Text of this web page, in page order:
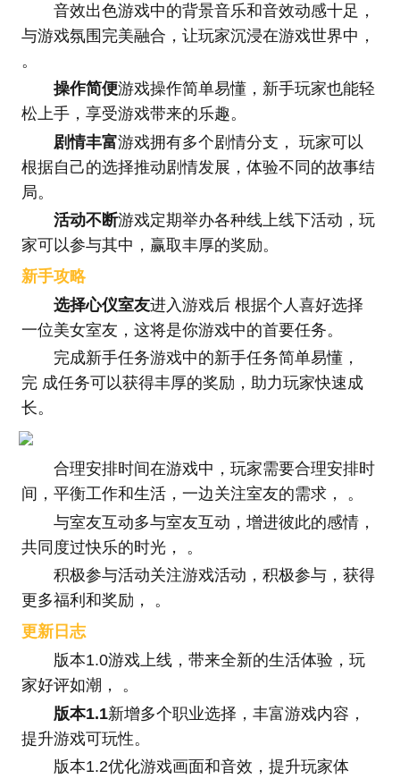
音效出色游戏中的背景音乐和音效动感十足，
与游戏氛围完美融合，让玩家沉浸在游戏世界中，
。
操作简便游戏操作简单易懂，新手玩家也能轻
松上手，享受游戏带来的乐趣。
剧情丰富游戏拥有多个剧情分支， 玩家可以
根据自己的选择推动剧情发展，体验不同的故事结
局。
活动不断游戏定期举办各种线上线下活动，玩
家可以参与其中，赢取丰厚的奖励。
新手攻略
选择心仪室友进入游戏后 根据个人喜好选择
一位美女室友，这将是你游戏中的首要任务。
完成新手任务游戏中的新手任务简单易懂，
完 成任务可以获得丰厚的奖励，助力玩家快速成
长。
合理安排时间在游戏中，玩家需要合理安排时
间，平衡工作和生活，一边关注室友的需求， 。
与室友互动多与室友互动，增进彼此的感情，
共同度过快乐的时光， 。
积极参与活动关注游戏活动，积极参与，获得
更多福利和奖励， 。
更新日志
版本1.0游戏上线，带来全新的生活体验，玩
家好评如潮， 。
版本1.1新增多个职业选择，丰富游戏内容，
提升游戏可玩性。
版本1.2优化游戏画面和音效，提升玩家体